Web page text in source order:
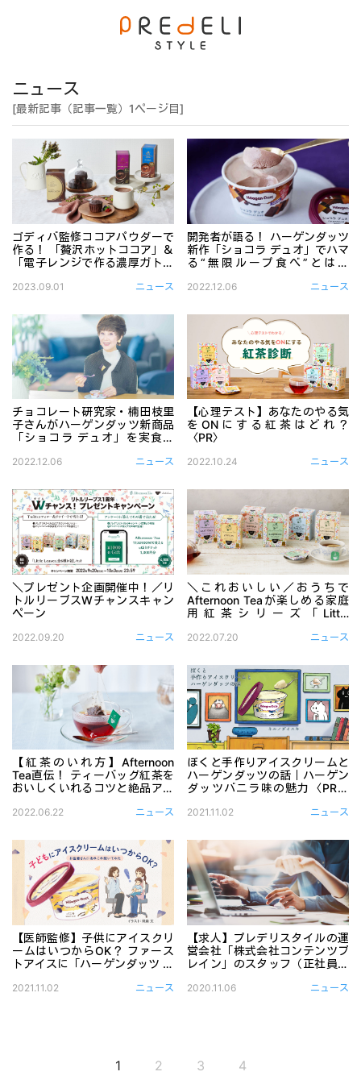
ニュース
[最新記事（記事一覧）1ページ目]
ゴディバ監修ココアパウダーで
作る！ 「贅沢ホットココア」＆
「電子レンジで作る濃厚ガトー
ゴディバ監修ココアパウダーで作るドリンク＆スイーツで
2023.09.01 ニュース
開発者が語る！ ハーゲンダッツ
新作「ショコラ デュオ」でハマ
る“無限ループ食べ”とは？
ハーゲンダッツアイスクリ
2022.12.06 ニュース
チョコレート研究家・楠田枝里
子さんがハーゲンダッツ新商品
「ショコラ デュオ」を実食！
12/6に発売されたハーゲンダッツの新しいチョコレートフ
2022.12.06 ニュース
【心理テスト】あなたのやる気
をONにする紅茶はどれ？
〈PR〉
豊かな香りと味わいで、ほ
2022.10.24 ニュース
＼プレゼント企画開催中！／リ
トルリーブスWチャンスキャン
ペーン
Afternoon Tea発の家庭用紅茶シリーズ「Little Leaves（
2022.09.20 ニュース
＼これおいしい／おうちで
Afternoon Teaが楽しめる家庭
用紅茶シリーズ「Little
とは？ #PR
おいしい紅茶とスイーツや
2022.07.20 ニュース
【紅茶のいれ方】Afternoon
Tea直伝！ ティーバッグ紅茶を
おいしくいれるコツと絶品アレ
ティーバッグ紅茶の上手ないれ方とは？ おいしい紅茶と
2022.06.22 ニュース
ぼくと手作りアイスクリームと
ハーゲンダッツの話｜ハーゲン
ダッツバニラ味の魅力〈PR漫
丁寧な暮らしをする友人に
2021.11.02 ニュース
【医師監修】子供にアイスクリ
ームはいつからOK？ ファース
トアイスに「ハーゲンダッツ バ
画〉
大人も子供も大好きな「アイスクリーム」。小さな子供に
2021.11.02 ニュース
【求人】プレデリスタイルの運
営会社「株式会社コンテンツブ
レイン」のスタッフ（正社員）
企業のWebサイトの制作や
2020.11.06 ニュース
1 2 3 4